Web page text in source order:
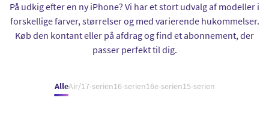
På udkig efter en ny iPhone? Vi har et stort udvalg af modeller i
forskellige farver, størrelser og med varierende hukommelser.
Køb den kontant eller på afdrag og find et abonnement, der
passer perfekt til dig.
AlleAir/17-serien16-serien16e-serien15-serien